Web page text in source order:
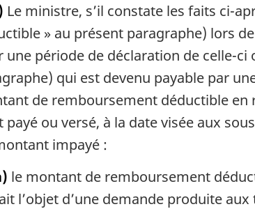
Le ministre, s’il constate les faits ci-
» au présent paragraphe) lors
une période de déclaration de celle-
qui est devenu payable par
de remboursement déductible
payé ou versé, à la date visée aux
impayé :
le montant de remboursement
l’objet d’une demande produite